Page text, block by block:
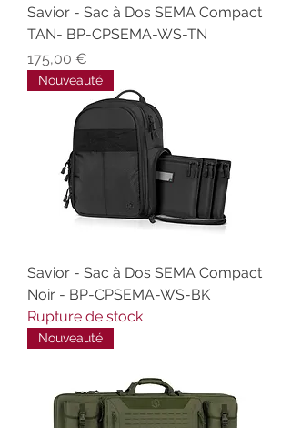
Savior - Sac à Dos SEMA Compact
TAN- BP-CPSEMA-WS-TN
Prix
175,00 €
Nouveauté
Savior - Sac à Dos SEMA Compact
Noir - BP-CPSEMA-WS-BK
Rupture de stock
Nouveauté